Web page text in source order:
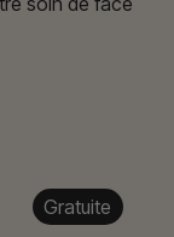
Gratuite